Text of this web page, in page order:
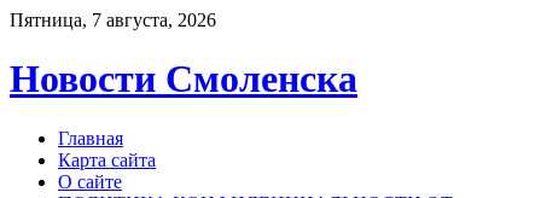
Пятница, 7 августа, 2026
Новости Смоленска
Главная
Карта сайта
О сайте